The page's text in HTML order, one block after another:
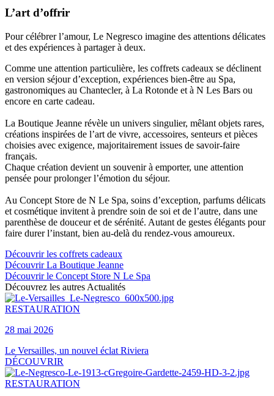
L’art d’offrir
Pour célébrer l’amour, Le Negresco imagine des attentions délicates
et des expériences à partager à deux.
Comme une attention particulière, les coffrets cadeaux se déclinent
en version séjour d’exception, expériences bien-être au Spa,
gastronomiques au Chantecler, à La Rotonde et à N Les Bars ou
encore en carte cadeau.
La Boutique Jeanne révèle un univers singulier, mêlant objets rares,
créations inspirées de l’art de vivre, accessoires, senteurs et pièces
choisies avec exigence, majoritairement issues de savoir-faire
français.
Chaque création devient un souvenir à emporter, une attention
pensée pour prolonger l’émotion du séjour.
Au Concept Store de N Le Spa, soins d’exception, parfums délicats
et cosmétique invitent à prendre soin de soi et de l’autre, dans une
parenthèse de douceur et de sérénité. Autant de gestes élégants pour
faire durer l’instant, bien au-delà du rendez-vous amoureux.
Découvrir les coffrets cadeaux
Découvrir La Boutique Jeanne
Découvrir le Concept Store N Le Spa
Découvrez les autres Actualités
RESTAURATION
28 mai 2026
Le Versailles, un nouvel éclat Riviera
DÉCOUVRIR
RESTAURATION